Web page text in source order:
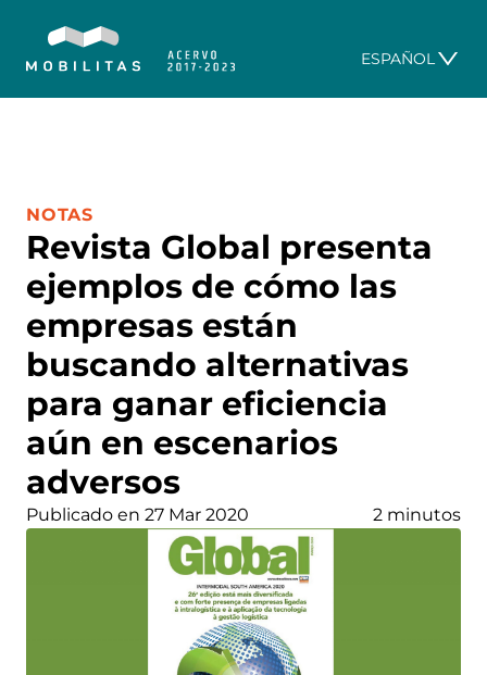
ESPAÑOL
Revista Global presenta
ejemplos de cómo las
empresas están
buscando alternativas
para ganar eficiencia
aún en escenarios
adversos
CATEGORÍA:
NOTAS
Publicado en 27 Mar 2020 2 minutos